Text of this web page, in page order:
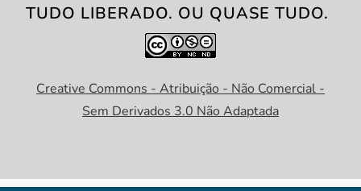
TUDO LIBERADO. OU QUASE TUDO.
Creative Commons - Atribuição - Não Comercial -
Sem Derivados 3.0 Não Adaptada